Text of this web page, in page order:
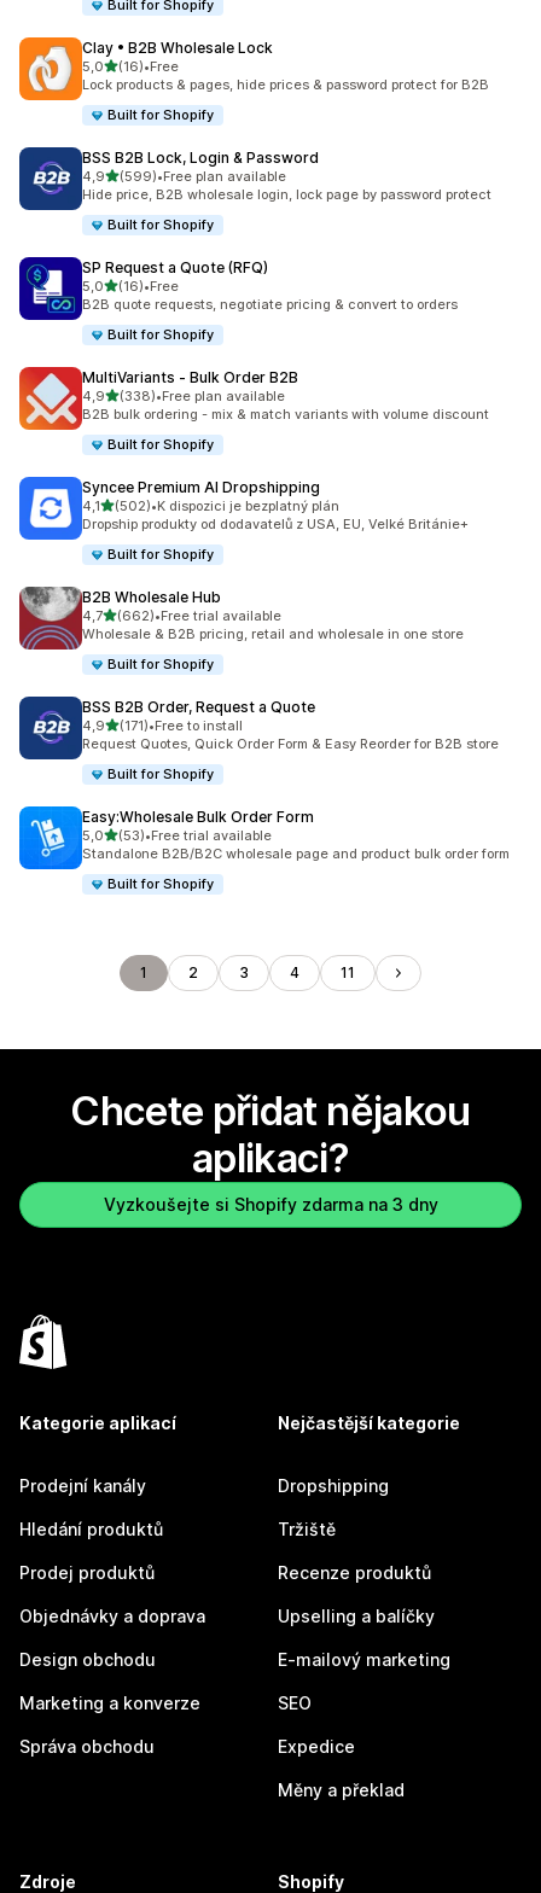
Built for Shopify
Clay • B2B Wholesale Lock
5,0z 5 hvězd
(16)
Celkový počet recenzí: 16
•Free
Lock products & pages, hide prices & password protect for B2B
Built for Shopify
BSS B2B Lock, Login & Password
4,9z 5 hvězd
(599)
Celkový počet recenzí: 599
•Free plan available
Hide price, B2B wholesale login, lock page by password protect
Built for Shopify
SP Request a Quote (RFQ)
5,0z 5 hvězd
(16)
Celkový počet recenzí: 16
•Free
B2B quote requests, negotiate pricing & convert to orders
Built for Shopify
MultiVariants ‑ Bulk Order B2B
4,9z 5 hvězd
(338)
Celkový počet recenzí: 338
•Free plan available
B2B bulk ordering - mix & match variants with volume discount
Built for Shopify
Syncee Premium AI Dropshipping
4,1z 5 hvězd
(502)
Celkový počet recenzí: 502
•K dispozici je bezplatný plán
Dropship produkty od dodavatelů z USA, EU, Velké Británie+
Built for Shopify
B2B Wholesale Hub
4,7z 5 hvězd
(662)
Celkový počet recenzí: 662
•Free trial available
Wholesale & B2B pricing, retail and wholesale in one store
Built for Shopify
BSS B2B Order, Request a Quote
4,9z 5 hvězd
(171)
Celkový počet recenzí: 171
•Free to install
Request Quotes, Quick Order Form & Easy Reorder for B2B store
Built for Shopify
Easy:Wholesale Bulk Order Form
5,0z 5 hvězd
(53)
Celkový počet recenzí: 53
•Free trial available
Standalone B2B/B2C wholesale page and product bulk order form
Built for Shopify
1 2 3 4 11
Chcete přidat nějakou
aplikaci?
Vyzkoušejte si Shopify zdarma na 3 dny
Kategorie aplikací
Prodejní kanály
Hledání produktů
Prodej produktů
Objednávky a doprava
Design obchodu
Marketing a konverze
Správa obchodu
Nejčastější kategorie
Dropshipping
Tržiště
Recenze produktů
Upselling a balíčky
E-mailový marketing
SEO
Expedice
Měny a překlad
Zdroje Shopify